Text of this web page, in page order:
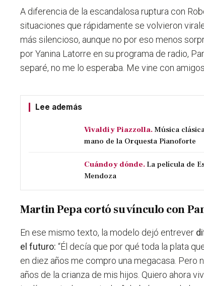
A diferencia de la escandalosa ruptura con
situaciones que rápidamente se volvieron
más silencioso, aunque no por eso menos
por Yanina Latorre en su programa de radio,
separé, no me lo esperaba. Me vine con
Lee además
Vivaldi y Piazzolla. Música
mano de la Orquesta Pianoforte
Cuándo y dónde. La película de
Mendoza
Martin Pepa cortó su vínculo con
En ese mismo texto, la modelo dejó entrever
el futuro: “Él decía que por qué toda la plata
en diez años me compro una megacasa. Pero
años de la crianza de mis hijos. Quiero ahora